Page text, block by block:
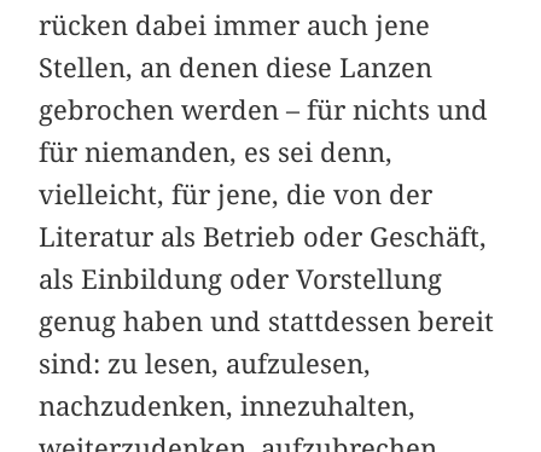
rücken dabei immer auch jene
Stellen, an denen diese Lanzen
gebrochen werden – für nichts und
für niemanden, es sei denn,
vielleicht, für jene, die von der
Literatur als Betrieb oder Geschäft,
als Einbildung oder Vorstellung
genug haben und stattdessen bereit
sind: zu lesen, aufzulesen,
nachzudenken, innezuhalten,